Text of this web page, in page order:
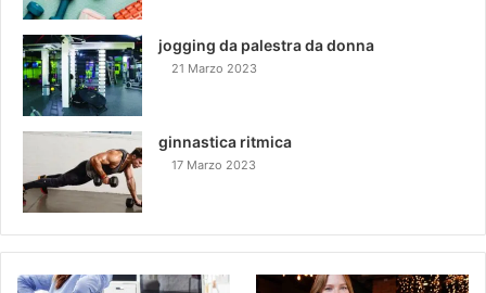
jogging da palestra da donna
21 Marzo 2023
ginnastica ritmica
17 Marzo 2023